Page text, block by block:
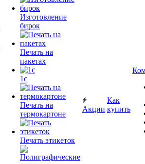
Изготовление
бирок
Печать на
пакетах
1c
Печать на
термокартоне
Печать этикеток
Акции
Как
купить